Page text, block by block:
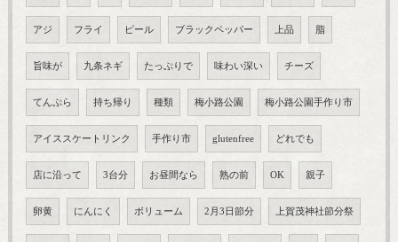
アジ フライ ピール ブラックペッパー 上品 脂
旨味が 九条ネギ たっぷりで 味わい深い チーズ
てんぷら 持ち帰り 種類 梅小路公園 梅小路公園手作り市
アイススケートリンク 手作り市 glutenfree どれでも
店に沿って 3台分 お昼間なら 熟の前 OK 親子
卵黄 にんにく ボリューム 2月3日節分 上賀茂神社節分祭